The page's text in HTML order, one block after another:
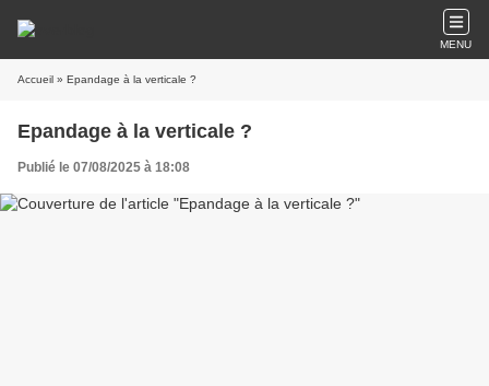
MENU
Accueil » Epandage à la verticale ?
Epandage à la verticale ?
Publié le 07/08/2025 à 18:08